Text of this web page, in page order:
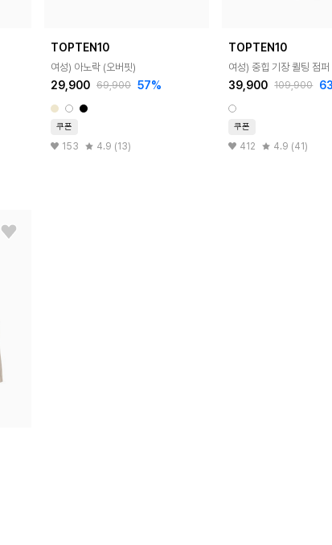
TOPTEN10
여성) 아노락 (오버핏)
29,900 69,900 57%
쿠폰
153 4.9 (13)
TOPTEN10
여성) 중힙 기장 퀼팅 점퍼
39,900 109,900
쿠폰
412 4.9 (41)